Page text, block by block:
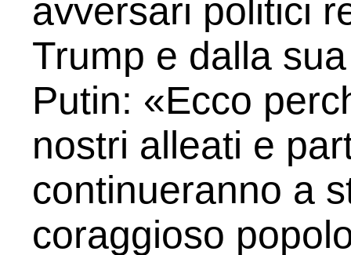
avversari politici
Trump e dalla
Putin: «Ecco
nostri alleati e
continueranno a
coraggioso